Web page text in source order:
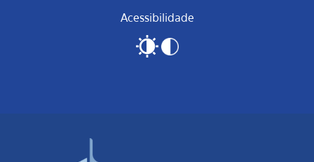
Acessibilidade